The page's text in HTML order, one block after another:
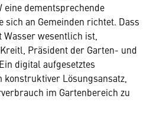
eine dementsprechende
an Gemeinden richtet. Dass
wesentlich ist,
Präsident der Garten- und
digital aufgesetztes
Lösungsansatz,
im Gartenbereich zu